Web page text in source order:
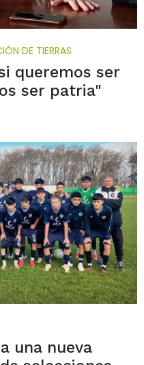
DE TIERRAS
queremos ser
ser patria"
una nueva